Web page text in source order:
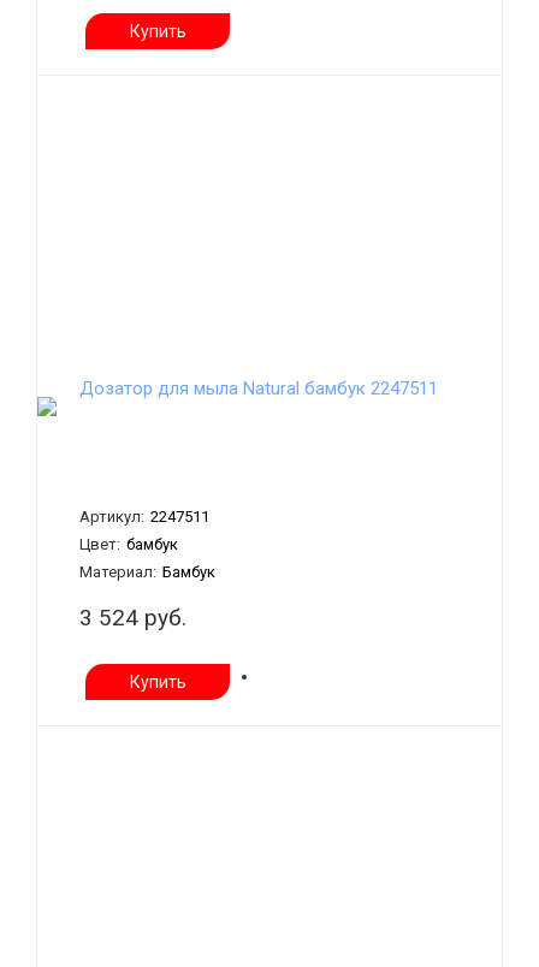
Купить
Дозатор для мыла Natural бамбук 2247511
Артикул: 2247511
Цвет: бамбук
Материал: Бамбук
3 524 руб.
Купить